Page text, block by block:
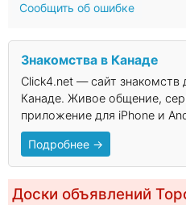
Сообщить об ошибке
Знакомства в Канаде
Click4.net — сайт знакомств
Канаде. Живое общение,
приложение для iPhone и
Подробнее →
Доски объявлений